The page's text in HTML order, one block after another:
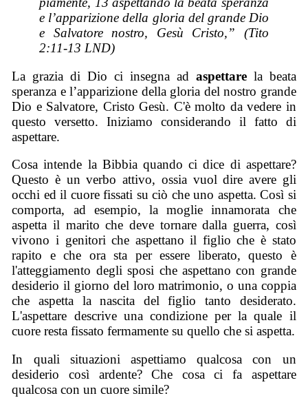
e l’apparizione della gloria del grande Dio
e Salvatore nostro, Gesù Cristo,” (Tito
2:11-13 LND)
La grazia di Dio ci insegna ad aspettarela beata
speranza e l’apparizione della gloria del nostro grande
Dio e Salvatore, Cristo Gesù. C'è molto da vedere in
questo versetto. Iniziamo considerando il fatto di
aspettare.
Cosa intende la Bibbia quando ci dice di aspettare?
Questo è un verbo attivo, ossia vuol dire avere gli
occhi ed il cuore fissati su ciò che uno aspetta. Così si
comporta, ad esempio, la moglie innamorata che
aspetta il marito che deve tornare dalla guerra, così
vivono i genitori che aspettano il figlio che è stato
rapito e che ora sta per essere liberato, questo è
l'atteggiamento degli sposi che aspettano con grande
desiderio il giorno del loro matrimonio, o una coppia
che aspetta la nascita del figlio tanto desiderato.
L'aspettare descrive una condizione per la quale il
cuore resta fissato fermamente su quello che si aspetta.
In quali situazioni aspettiamo qualcosa con un
desiderio così ardente? Che cosa ci fa aspettare
qualcosa con un cuore simile?